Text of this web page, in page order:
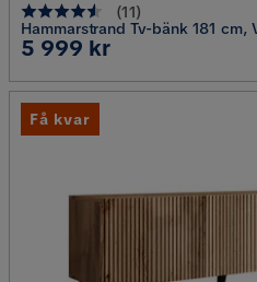
(11)
Hammarstrand Tv-bänk 181 cm,
Pris
5 999 kr
Få kvar